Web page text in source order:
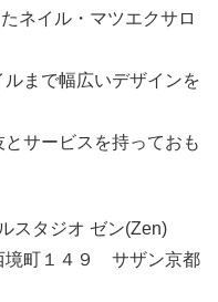
ネイル・マツエクサロ
ルまで幅広いデザインを
とサービスを持っておも
スタジオ ゼン(Zen)
境町１４９ サザン京都